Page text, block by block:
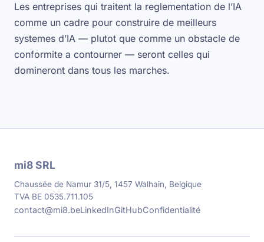
Les entreprises qui traitent la reglementation de l’IA
comme un cadre pour construire de meilleurs
systemes d’IA — plutot que comme un obstacle de
conformite a contourner — seront celles qui
domineront dans tous les marches.
mi8 SRL
Chaussée de Namur 31/5, 1457 Walhain, Belgique
TVA BE 0535.711.105
contact@mi8.beLinkedInGitHubConfidentialité